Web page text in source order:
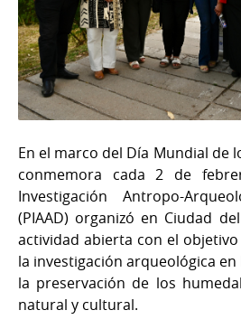
En el marco del Día Mundial de
conmemora cada 2 de
Investigación Antropo-
(PIAAD) organizó en Ciudad
actividad abierta con el
la investigación arqueológica
la preservación de los
natural y cultural.